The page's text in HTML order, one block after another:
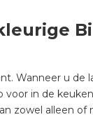
Wanneer u de
in de
zowel alleen